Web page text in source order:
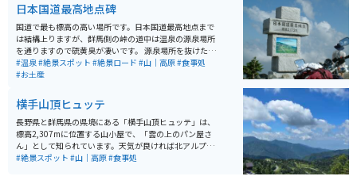
ては、冬季（11月から4月頃）は通行止めになること、
活火山のため噴火警戒レベルに応じて年単位で立ち入り
禁止になることです。公式サイト、もしくは気象庁のサ
イトの情報をチェックしてから行きましょう。
日本国道最高地点碑
国道で最も標高の高い場所です。日本国道最高地点まで
は結構上りますが、群馬側の峠の道中は温泉の源泉場所
を通りますので硫黄臭が凄いです。 源泉場所を抜けた先
の景色は絶景です。まるで、もののけ姫の映画の中に入
ったような世界です。ところどころ景色を堪能できるよ
道幅はそれほど狭くありませんが、場所により危険個所
があるので、速度は注意してください。 草津温泉が近く
にあるので、合わせて訪れるのがオススメです。
#温泉#絶景スポット #絶景ロード #山｜高原#食事処
#お土産
横手山頂ヒュッテ
長野県と群馬県の県境にある「横手山頂ヒュッテ」は、
標高2,307mに位置する山小屋で、「雲の上のパン屋さ
ん」として知られています。天気が良ければ北アルプス
や富士山、佐渡島まで望むことができ、壮大な360度の
#絶景スポット #山｜高原#食事処